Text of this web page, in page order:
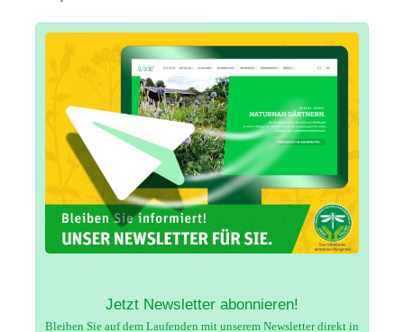
Jetzt Newsletter abonnieren!
Bleiben Sie auf dem Laufenden mit unserem Newsletter direkt in